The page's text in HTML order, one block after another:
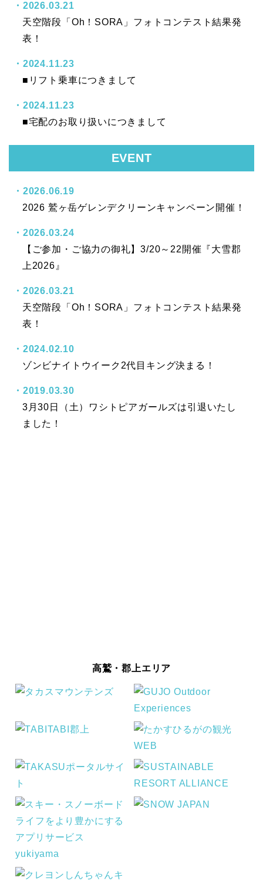
2026.03.21
天空階段「Oh！SORA」フォトコンテスト結果発
表！
2024.11.23
■リフト乗車につきまして
2024.11.23
■宅配のお取り扱いにつきまして
EVENT
2026.06.19
2026 鷲ヶ岳ゲレンデクリーンキャンペーン開催！
2026.03.24
【ご参加・ご協力の御礼】3/20～22開催『大雪郡
上2026』
2026.03.21
天空階段「Oh！SORA」フォトコンテスト結果発
表！
2024.02.10
ゾンビナイトウイーク2代目キング決まる！
2019.03.30
3月30日（土）ワシトピアガールズは引退いたし
ました！
高鷲・郡上エリア